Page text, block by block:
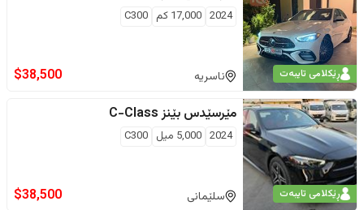
ڕێکلامی تایبەت
2024
17,000 كم C300
ناسریە $38,500
ڕێکلامی تایبەت
مێرسێدس بێنز C-Class
2024
5,000 ميل C300
سلێمانی $38,500